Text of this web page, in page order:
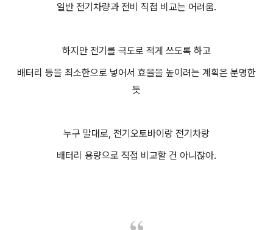
일반 전기차량과 전비 직접 비교는 어려움.
하지만 전기를 극도로 적게 쓰도록 하고
배터리 등을 최소한으로 넣어서 효율을 높이려는 계획은 분명한
듯
누구 말대로, 전기오토바이랑 전기차랑
배터리 용량으로 직접 비교할 건 아니잖아.